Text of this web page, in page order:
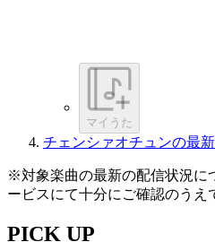
マイうた
チェンシァオチュンの最
※対象楽曲の最新の配信状況に
ービスにて十分にご確認のうえ
PICK UP